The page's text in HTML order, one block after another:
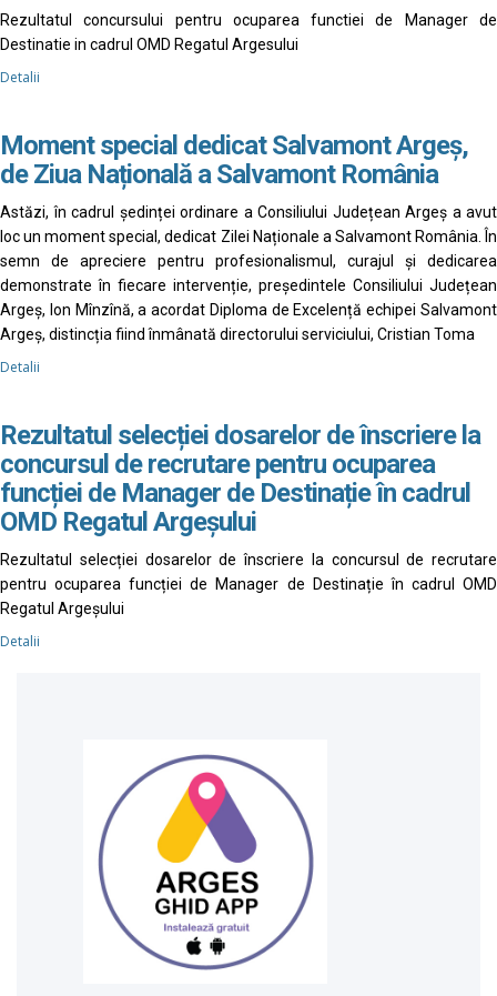
Rezultatul concursului pentru ocuparea functiei de Manager de
Destinatie in cadrul OMD Regatul Argesului
Detalii
Moment special dedicat Salvamont Argeș,
de Ziua Națională a Salvamont România
Astăzi, în cadrul ședinței ordinare a Consiliului Județean Argeș a avut
loc un moment special, dedicat Zilei Naționale a Salvamont România. În
semn de apreciere pentru profesionalismul, curajul și dedicarea
demonstrate în fiecare intervenție, președintele Consiliului Județean
Argeș, Ion Mînzînă, a acordat Diploma de Excelență echipei Salvamont
Argeș, distincția fiind înmânată directorului serviciului, Cristian Toma
Detalii
Rezultatul selecției dosarelor de înscriere la
concursul de recrutare pentru ocuparea
funcției de Manager de Destinație în cadrul
OMD Regatul Argeșului
Rezultatul selecției dosarelor de înscriere la concursul de recrutare
pentru ocuparea funcției de Manager de Destinație în cadrul OMD
Regatul Argeșului
Detalii